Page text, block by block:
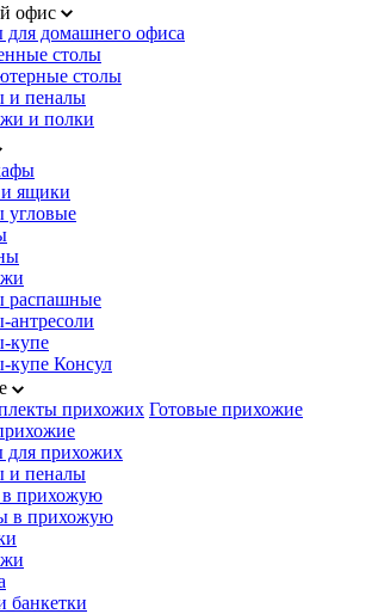
офис
для домашнего офиса
столы
столы
пеналы
и полки
ящики
купе
Консул
прихожих Готовые прихожие
для прихожих
пеналы
прихожую
в прихожую